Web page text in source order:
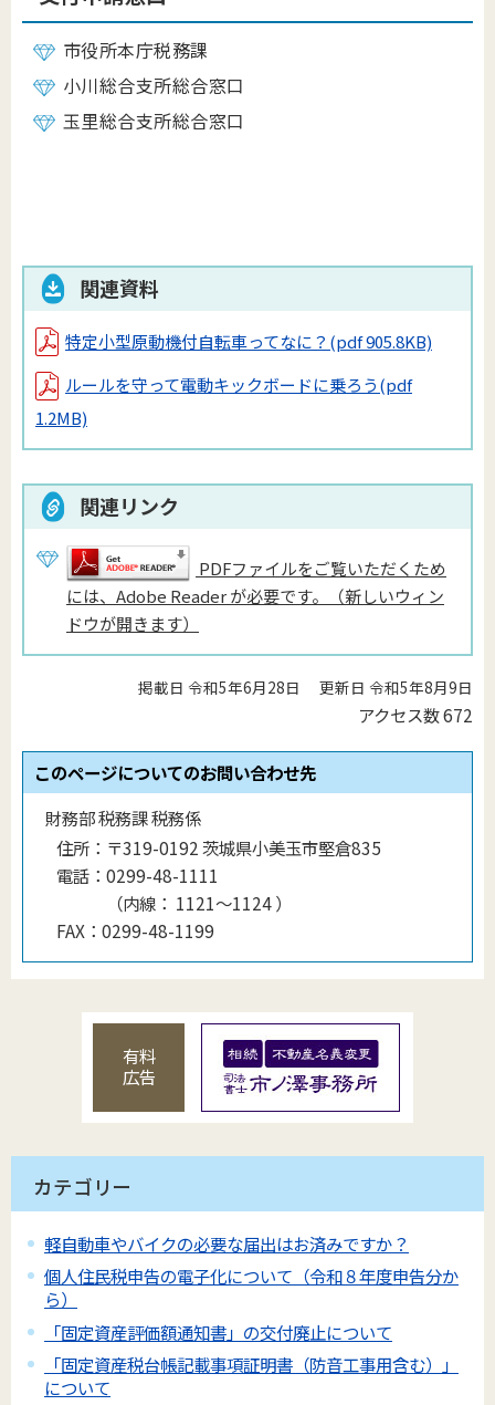
市役所本庁税務課
小川総合支所総合窓口
玉里総合支所総合窓口
関連資料
特定小型原動機付自転車ってなに？ (pdf 905.8KB)
ルールを守って電動キックボードに乗ろう(pdf
1.2MB)
関連リンク
PDFファイルをご覧いただくため
には、Adobe Reader が必要です。（新しいウィン
ドウが開きます）
掲載日 令和5年6月28日 更新日 令和5年8月9日
アクセス数672
このページについてのお問い合わせ先
財務部 税務課 税務係
住所： 〒319-0192 茨城県小美玉市堅倉835
電話： 0299-48-1111
（内線 ： 1121〜1124）
FAX： 0299-48-1199
有料
広告
カテゴリー
軽自動車やバイクの必要な届出はお済みですか？
個人住民税申告の電子化について（令和８年度申告分か
ら）
「固定資産評価額通知書」の交付廃止について
「固定資産税台帳記載事項証明書（防音工事用含む）」
について